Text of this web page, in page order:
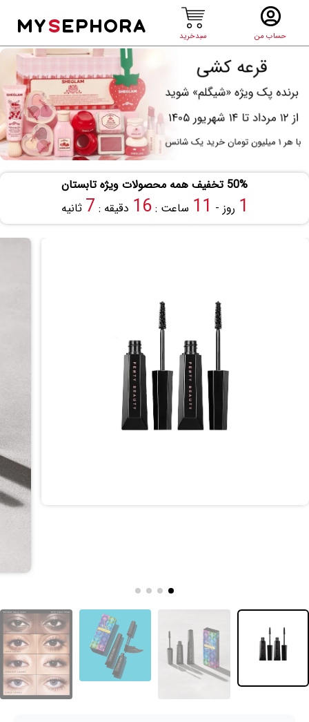
حساب من سبدخرید
MYSEPHORA
50% تخفیف همه محصولات ویژه تابستان
1 روز - 11 ساعت :16 دقیقه : 6 ثانیه